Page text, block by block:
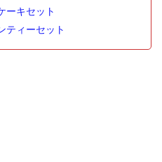
ーキセット
ティーセット